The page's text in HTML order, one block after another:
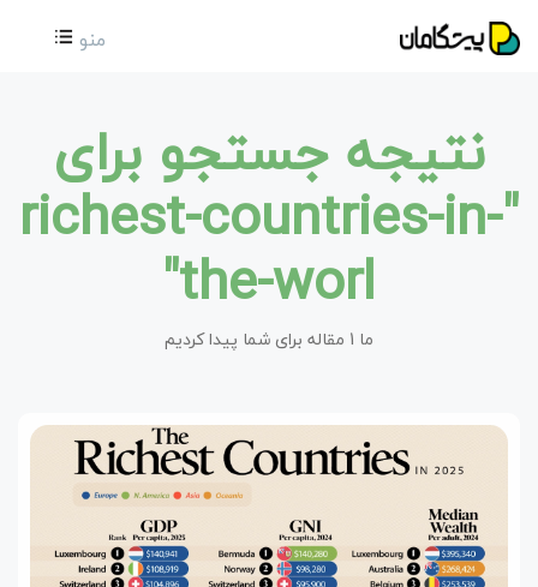
منو
نتیجه جستجو برای
"richest-countries-in-
the-worl"
ما 1 مقاله برای شما پیدا کردیم